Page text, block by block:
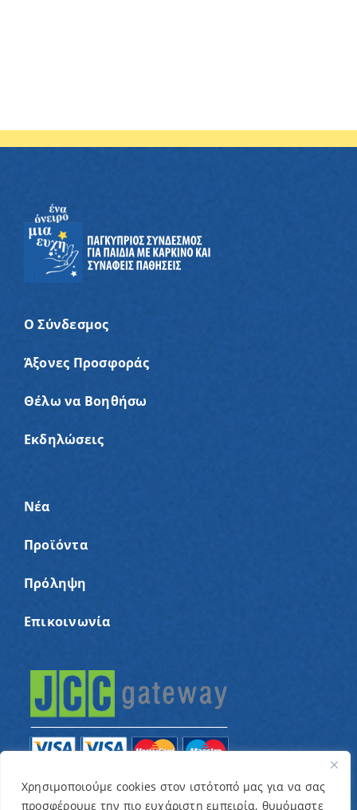
Χρησιμοποιούμε cookies στον ιστότοπό μας για να σας
προσφέρουμε την πιο ευχάριστη εμπειρία, θυμόμαστε
Ο Σύνδεσμος
Άξονες Προσφοράς
Θέλω να Βοηθήσω
Εκδηλώσεις
Νέα
Προϊόντα
Πρόληψη
Επικοινωνία